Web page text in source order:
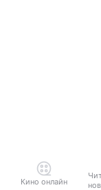
Кино онлайн